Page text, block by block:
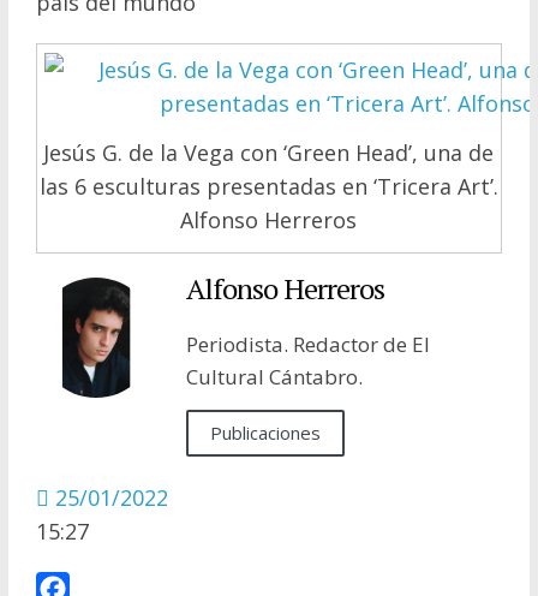
Jesús G. de la Vega con ‘Green Head’, una de
las 6 esculturas presentadas en ‘Tricera Art’.
Alfonso Herreros
Alfonso Herreros
Periodista. Redactor de El
Cultural Cántabro.
Publicaciones
25/01/2022
15:27